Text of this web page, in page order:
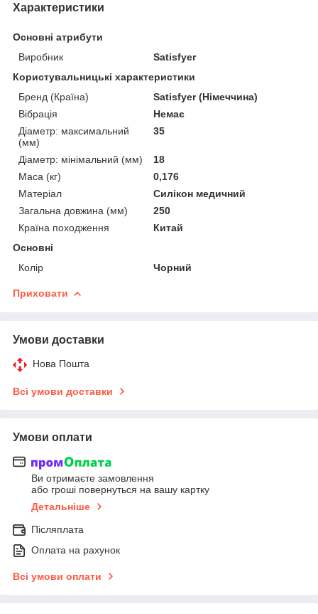
Характеристики
Основні атрибути
Виробник
Satisfyer
Користувальницькі характеристики
Бренд (Країна)
Satisfyer (Німеччина)
Вібрація
Немає
Діаметр: максимальний
(мм)
35
Діаметр: мінімальний (мм)
18
Маса (кг)
0,176
Матеріал
Силікон медичний
Загальна довжина (мм)
250
Країна походження
Китай
Основні
Колір
Чорний
Приховати
Умови доставки
Нова Пошта
Всі умови доставки
Умови оплати
Ви отримаєте замовлення
або гроші повернуться на вашу картку
Детальніше
Післяплата
Оплата на рахунок
Всі умови оплати